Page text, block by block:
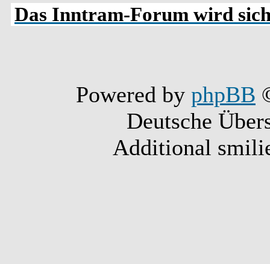
Das Inntram-Forum wird
Powered by phpBB
Deutsche
Additional